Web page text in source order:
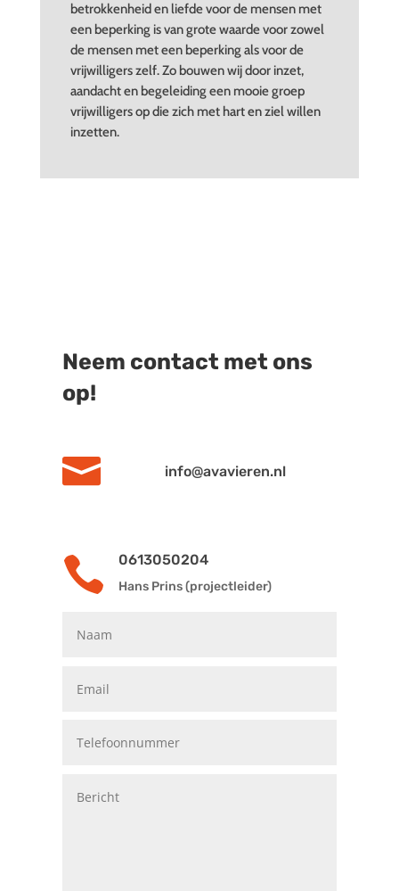
betrokkenheid en liefde voor de mensen met
een beperking is van grote waarde voor zowel
de mensen met een beperking als voor de
vrijwilligers zelf. Zo bouwen wij door inzet,
aandacht en begeleiding een mooie groep
vrijwilligers op die zich met hart en ziel willen
inzetten.
Neem contact met ons
op!
 info@avavieren.nl
 0613050204
Hans Prins (projectleider)